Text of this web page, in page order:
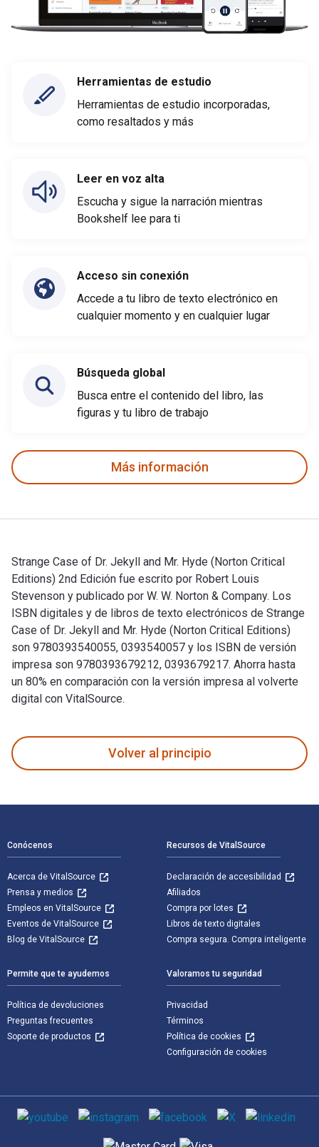
Herramientas de estudio
Herramientas de estudio incorporadas,
como resaltados y más
Leer en voz alta
Escucha y sigue la narración mientras
Bookshelf lee para ti
Acceso sin conexión
Accede a tu libro de texto electrónico en
cualquier momento y en cualquier lugar
Búsqueda global
Busca entre el contenido del libro, las
figuras y tu libro de trabajo
Más información
Strange Case of Dr. Jekyll and Mr. Hyde (Norton Critical
Editions) 2nd Edición fue escrito por Robert Louis
Stevenson y publicado por W. W. Norton & Company. Los
ISBN digitales y de libros de texto electrónicos de Strange
Case of Dr. Jekyll and Mr. Hyde (Norton Critical Editions)
son 9780393540055, 0393540057 y los ISBN de versión
impresa son 9780393679212, 0393679217. Ahorra hasta
un 80% en comparación con la versión impresa al volverte
digital con VitalSource.
Volver al principio
Conócenos
Acerca de VitalSource
Prensa y medios
Empleos en VitalSource
Eventos de VitalSource
Blog de VitalSource
Recursos de VitalSource
Declaración de accesibilidad
Afiliados
Compra por lotes
Libros de texto digitales
Compra segura. Compra inteligente
Permite que te ayudemos
Política de devoluciones
Preguntas frecuentes
Soporte de productos
Valoramos tu seguridad
Privacidad
Términos
Política de cookies
Configuración de cookies
Medios de comunicación social